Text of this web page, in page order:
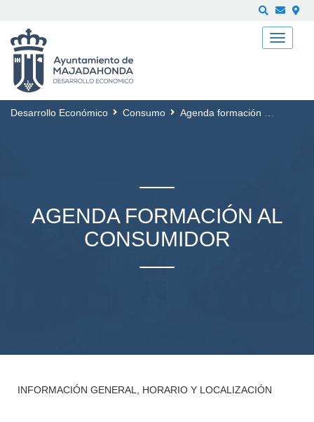
Desarrollo Económico Consumo Agenda formación al Consumidor
AGENDA FORMACIÓN AL
CONSUMIDOR
INFORMACIÓN GENERAL, HORARIO Y LOCALIZACIÓN